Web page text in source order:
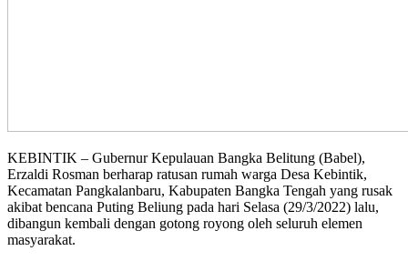
KEBINTIK – Gubernur Kepulauan Bangka Belitung (Babel),
Erzaldi Rosman berharap ratusan rumah warga Desa Kebintik,
Kecamatan Pangkalanbaru, Kabupaten Bangka Tengah yang rusak
akibat bencana Puting Beliung pada hari Selasa (29/3/2022) lalu,
dibangun kembali dengan gotong royong oleh seluruh elemen
masyarakat.